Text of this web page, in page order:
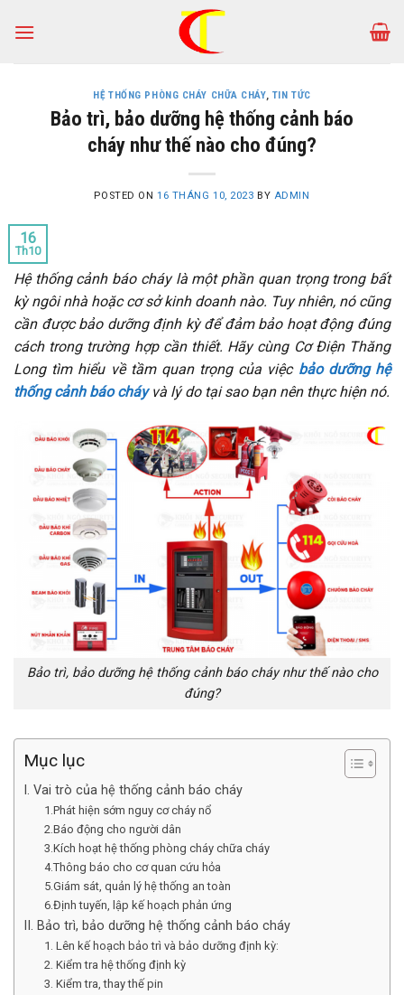
HỆ THỐNG PHÒNG CHÁY CHỮA CHÁY, TIN TỨC
Bảo trì, bảo dưỡng hệ thống cảnh báo
cháy như thế nào cho đúng?
POSTED ON 16 THÁNG 10, 2023 BY ADMIN
16
Th10
Hệ thống cảnh báo cháy là một phần quan trọng trong bất
kỳ ngôi nhà hoặc cơ sở kinh doanh nào. Tuy nhiên, nó cũng
cần được bảo dưỡng định kỳ để đảm bảo hoạt động đúng
cách trong trường hợp cần thiết. Hãy cùng Cơ Điện Thăng
Long tìm hiểu về tầm quan trọng của việc bảo dưỡng hệ
thống cảnh báo cháyvà lý do tại sao bạn nên thực hiện nó.
Bảo trì, bảo dưỡng hệ thống cảnh báo cháy như thế nào cho
đúng?
Mục lục
I. Vai trò của hệ thống cảnh báo cháy
1.Phát hiện sớm nguy cơ cháy nổ
2.Báo động cho người dân
3.Kích hoạt hệ thống phòng cháy chữa cháy
4.Thông báo cho cơ quan cứu hỏa
5.Giám sát, quản lý hệ thống an toàn
6.Định tuyến, lập kế hoạch phản ứng
II. Bảo trì, bảo dưỡng hệ thống cảnh báo cháy
1. Lên kế hoạch bảo trì và bảo dưỡng định kỳ:
2. Kiểm tra hệ thống định kỳ
3. Kiểm tra, thay thế pin